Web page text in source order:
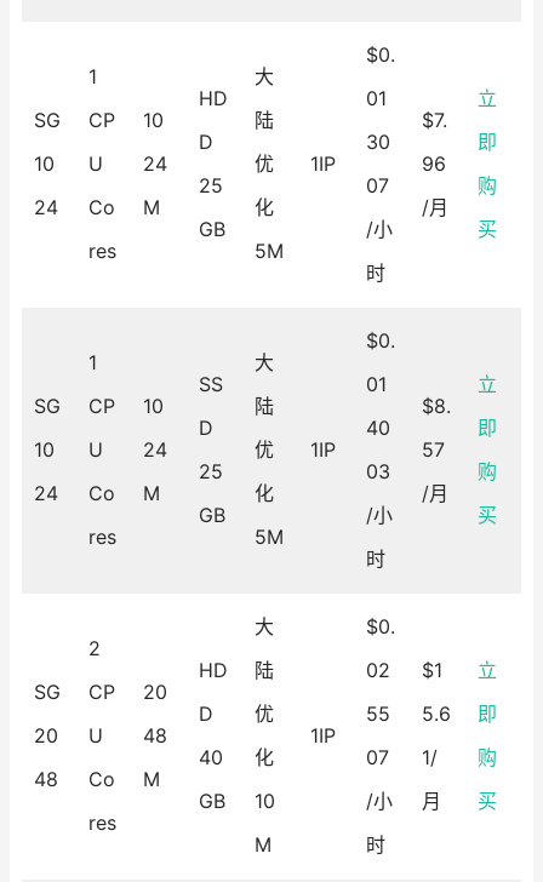
SG
10
24
1
CP
U
Co
res
10
24
M
HD
D
25
GB
大
陆
优
化
5M
1IP
$0.
01
30
07
/小
时
$7.
96
/月
立
即
购
买
SG
10
24
1
CP
U
Co
res
10
24
M
SS
D
25
GB
大
陆
优
化
5M
1IP
$0.
01
40
03
/小
时
$8.
57
/月
立
即
购
买
SG
20
48
2
CP
U
Co
res
20
48
M
HD
D
40
GB
大
陆
优
化
10
M
1IP
$0.
02
55
07
/小
时
$1
5.6
1/
月
立
即
购
买